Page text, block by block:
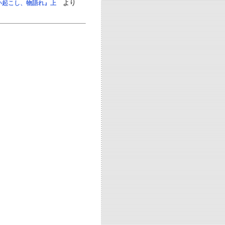
起こし、物語れ』上 より